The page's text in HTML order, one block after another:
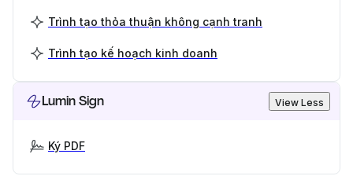
Trình tạo thỏa thuận không cạnh tranh
Trình tạo kế hoạch kinh doanh
Lumin Sign View Less
Ký PDF